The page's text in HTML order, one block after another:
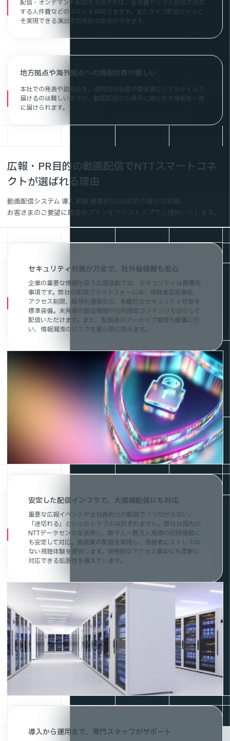
配信・オンデマンド配信を活用すれば、会場費やリアル会場で発生
する人件費などのコストを抑制できます。またライブ配信だからこ
そ実現できる演出で効果的な訴求ができます。
地方拠点や海外拠点への情報共有が難しい
本社での発表や説明会を、遠隔地の社員や関係者にリアルタイムで
届けるのは難しいですが、動画配信なら場所に縛られず情報を一斉
に届けられます。
広報・PR目的の動画配信でNTTスマートコネ
クトが選ばれる理由
動画配信システム 導⼊実績 通算約1500契約の確かな実績。
お客さまのご要望に最適なプランをワンストップでご提供いたします。
セキュリティ対策が万全で、社外秘情報も安心
企業の重要な情報を扱う広報活動では、セキュリティは最優先
事項です。弊社の配信プラットフォームは、視聴者認証機能、
アクセス制限、暗号化通信など、多層的なセキュリティ対策を
標準装備。未発表の製品情報や社内限定コンテンツも安心して
配信いただけます。また、配信後のアーカイブ管理も厳重に行
い、情報漏洩のリスクを最小限に抑えます。
安定した配信インフラで、大規模配信にも対応
重要な広報イベントや全社員向けの配信で「つながらない」
「途切れる」といったトラブルは許されません。弊社は国内の
NTTデータセンタを活用し、数千人～数万人規模の同時視聴に
も安定して対応。高画質の配信を実現し、視聴者にストレスの
ない視聴体験を提供します。突発的なアクセス集中にも柔軟に
対応できる拡張性を備えています。
導入から運用まで、専門スタッフがサポート